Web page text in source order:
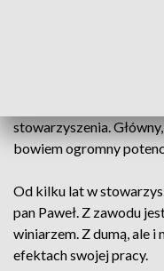
stowarzyszenia.
bowiem ogromny
Od kilku lat w
pan Paweł. Z zawodu
winiarzem. Z dumą, ale i
efektach swojej pracy.